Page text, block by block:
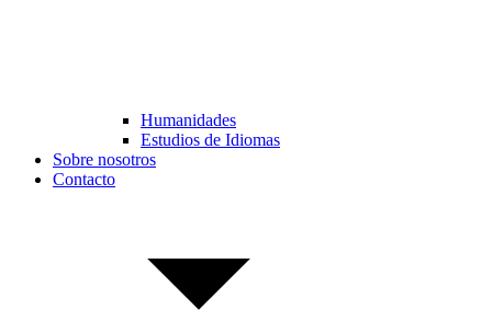
Humanidades
Estudios de Idiomas
Sobre nosotros
Contacto